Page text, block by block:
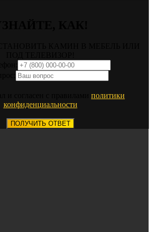
политики
конфиденциальности
ПОЛУЧИТЬ ОТВЕТ